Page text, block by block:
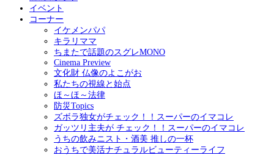
イベント
コーナー
イケメンパパ
キラリママ
ちまたで話題のスグレMONO
Cinema Preview
文化財 仏像のよこがお
私たちの視線と始点
ほ～ほ～法律
防災Topics
ズボラ独女がチェック！！スーパーのイマコレ
ガッツリ主夫が チェック！！スーパーのイマコレ
うちの飲みニスト・酒美 推しの一杯
おうちで美活ナチュラルビューティーライフ